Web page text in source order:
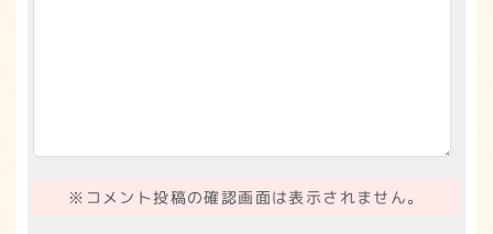
※コメント投稿の確認画面は表示されません。